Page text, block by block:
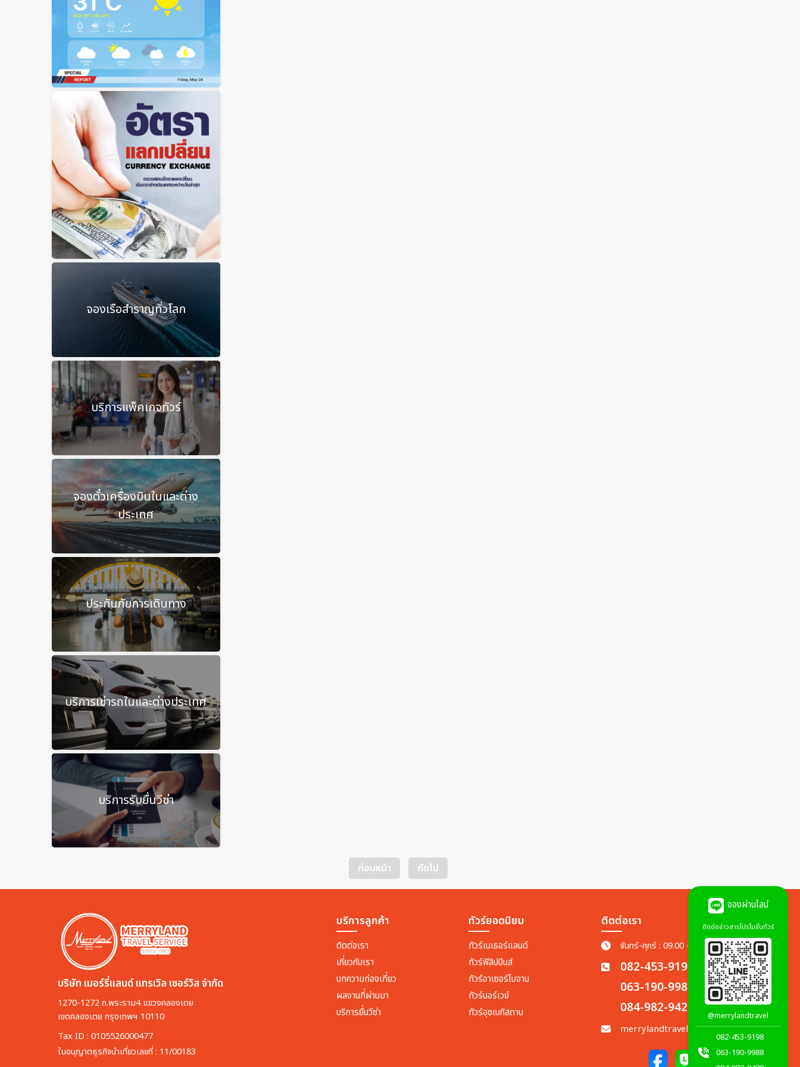
จองเรือสำราญทั่วโลก
บริการแพ็คเกจทัวร์
จองตั๋วเครื่องบินในและต่าง
ประเทศ
ประกันภัยการเดินทาง
บริการเช่ารถในและต่างประเทศ
บริการรับยื่นวีซ่า
ก่อนหน้า ถัดไป
บริษัท เมอร์รี่แลนด์ แทรเวิล เซอร์วิส จำกัด
1270-1272 ถ.พระราม4 แขวงคลองเตย
เขตคลองเตย กรุงเทพฯ 10110
Tax ID : 0105526000477
ใบอนุญาตธุรกิจนำเที่ยวเลขที่ : 11/00183
บริการลูกค้า
ติดต่อเรา
เกี่ยวกับเรา
บทความท่องเที่ยว
ผลงานที่ผ่านมา
บริการยื่นวีซ่า
ทัวร์ยอดนิยม
ทัวร์เนเธอร์แลนด์
ทัวร์ฟิลิปปินส์
ทัวร์อาเซอร์ไบจาน
ทัวร์นอร์เวย์
ทัวร์อุซเบกิสถาน
ติดต่อเรา
จันทร์-ศุกร์ : 09.00 - 18.00 น.
082-453-9198
063-190-9988
084-982-9428
merrylandtravel.th@gmail.com
จองผ่านไลน์
ติดต่อข่าวสารโปรโมชั่นทัวร์
@merrylandtravel
082-453-9198
063-190-9988